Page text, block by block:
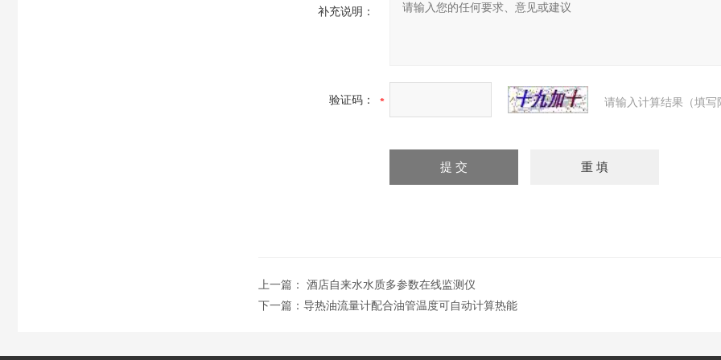
补充说明：
验证码： 请输入计算结果（填
上一篇： 酒店自来水水质多参数在线监测仪
下一篇： 导热油流量计配合油管温度可自动计算热能